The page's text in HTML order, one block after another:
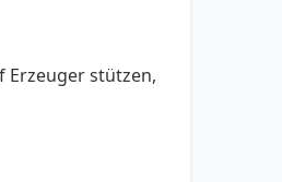
Erzeuger stützen,